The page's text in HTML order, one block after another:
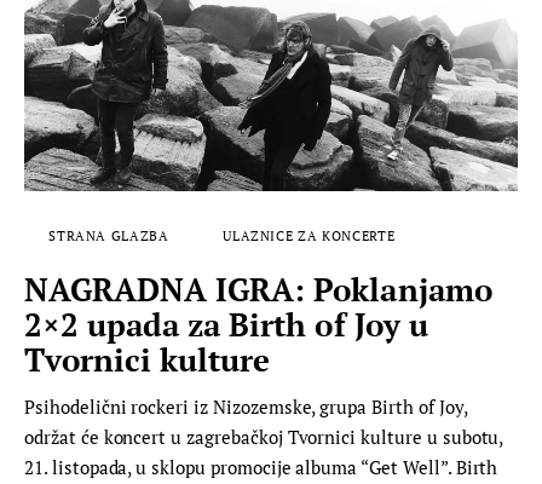
STRANA GLAZBA ULAZNICE ZA KONCERTE
NAGRADNA IGRA: Poklanjamo
2×2 upada za Birth of Joy u
Tvornici kulture
Psihodelični rockeri iz Nizozemske, grupa Birth of Joy,
održat će koncert u zagrebačkoj Tvornici kulture u subotu,
21. listopada, u sklopu promocije albuma “Get Well”. Birth